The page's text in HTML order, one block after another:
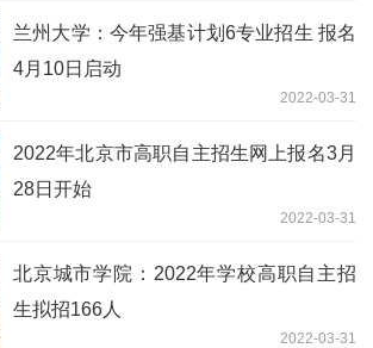
兰州大学：今年强基计划6专业招生 报名
4月10日启动
2022-03-31
2022年北京市高职自主招生网上报名3月
28日开始
2022-03-31
北京城市学院：2022年学校高职自主招
生拟招166人
2022-03-31